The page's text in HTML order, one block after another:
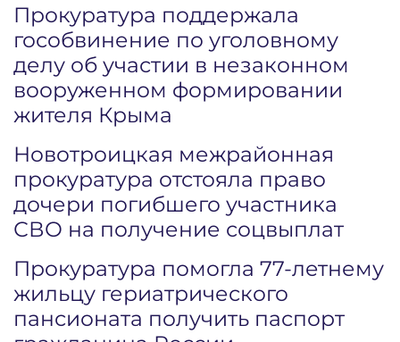
Прокуратура поддержала
гособвинение по уголовному
делу об участии в незаконном
вооруженном формировании
жителя Крыма
Новотроицкая межрайонная
прокуратура отстояла право
дочери погибшего участника
СВО на получение соцвыплат
Прокуратура помогла 77-летнему
жильцу гериатрического
пансионата получить паспорт